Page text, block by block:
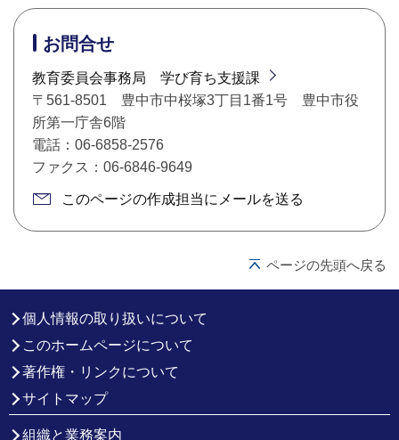
お問合せ
教育委員会事務局 学び育ち支援課
〒561-8501 豊中市中桜塚3丁目1番1号 豊中市役
所第一庁舎6階
電話：06-6858-2576
ファクス：06-6846-9649
このページの作成担当にメールを送る
ページの先頭へ戻る
個人情報の取り扱いについて
このホームページについて
著作権・リンクについて
サイトマップ
組織と業務案内